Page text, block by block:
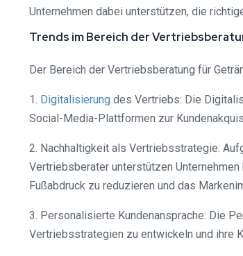
Unternehmen dabei unterstützen, die
Trends im Bereich der
Der Bereich der Vertriebsberatung für
1. Digitalisierung des Vertriebs: Die
Social-Media-Plattformen zur
2. Nachhaltigkeit als Vertriebsstrategie:
Vertriebsberater unterstützen
Fußabdruck zu reduzieren und das
3. Personalisierte Kundenansprache: Die
Vertriebsstrategien zu entwickeln und ihre